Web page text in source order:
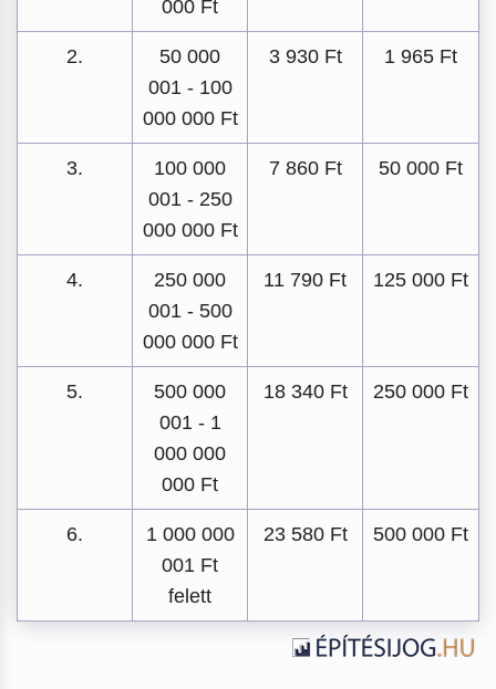
000 Ft
2.
50 000
001 - 100
000 000 Ft
3 930 Ft 1 965 Ft
3.
100 000
001 - 250
000 000 Ft
7 860 Ft 50 000 Ft
4.
250 000
001 - 500
000 000 Ft
11 790 Ft 125 000 Ft
5.
500 000
001 - 1
000 000
000 Ft
18 340 Ft 250 000 Ft
6.
1 000 000
001 Ft
felett
23 580 Ft 500 000 Ft